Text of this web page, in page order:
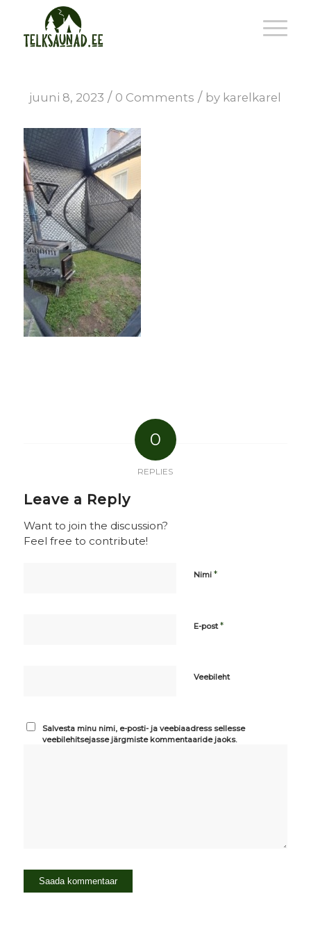
juuni 8, 2023 / 0 Comments / by karelkarel
0
REPLIES
Leave a Reply
Want to join the discussion?
Feel free to contribute!
Nimi *
E-post*
Veebileht
Salvesta minu nimi, e-posti- ja veebiaadress sellesse
veebilehitsejasse järgmiste kommentaaride jaoks.